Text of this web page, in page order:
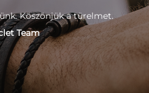
Köszönjük a türelmet.
Team